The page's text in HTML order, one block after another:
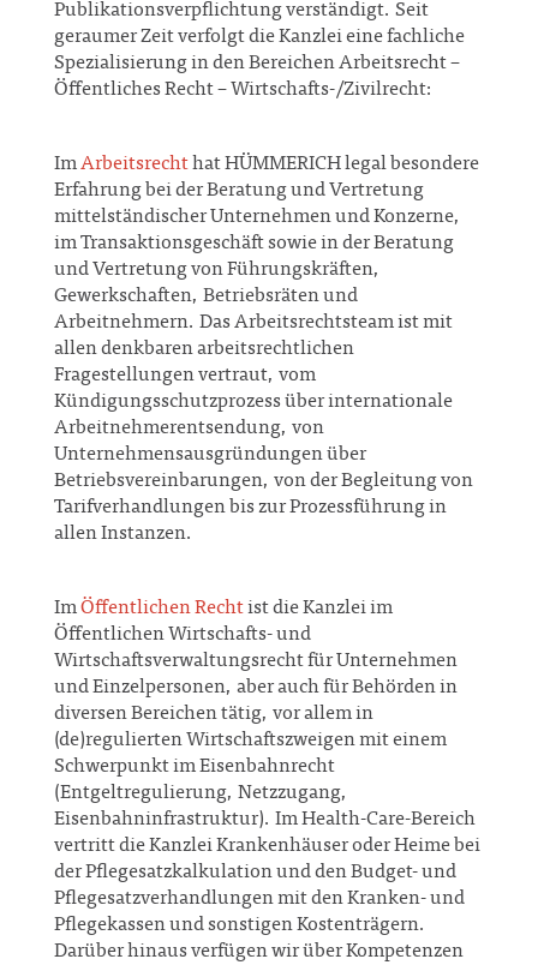
Publikationsverpflichtung verständigt. Seit
geraumer Zeit verfolgt die Kanzlei eine fachliche
Spezialisierung in den Bereichen Arbeitsrecht –
Öffentliches Recht – Wirtschafts-/Zivilrecht:
ImArbeitsrechthat HÜMMERICH legal besondere
Erfahrung bei der Beratung und Vertretung
mittelständischer Unternehmen und Konzerne,
im Transaktionsgeschäft sowie in der Beratung
und Vertretung von Führungskräften,
Gewerkschaften, Betriebsräten und
Arbeitnehmern. Das Arbeitsrechtsteam ist mit
allen denkbaren arbeitsrechtlichen
Fragestellungen vertraut, vom
Kündigungsschutzprozess über internationale
Arbeitnehmerentsendung, von
Unternehmensausgründungen über
Betriebsvereinbarungen, von der Begleitung von
Tarifverhandlungen bis zur Prozessführung in
allen Instanzen.
ImÖffentlichen Rechtist die Kanzlei im
Öffentlichen Wirtschafts- und
Wirtschaftsverwaltungsrecht für Unternehmen
und Einzelpersonen, aber auch für Behörden in
diversen Bereichen tätig, vor allem in
(de)regulierten Wirtschaftszweigen mit einem
Schwerpunkt im Eisenbahnrecht
(Entgeltregulierung, Netzzugang,
Eisenbahninfrastruktur). Im Health-Care-Bereich
vertritt die Kanzlei Krankenhäuser oder Heime bei
der Pflegesatzkalkulation und den Budget- und
Pflegesatzverhandlungen mit den Kranken- und
Pflegekassen und sonstigen Kostenträgern.
Darüber hinaus verfügen wir über Kompetenzen